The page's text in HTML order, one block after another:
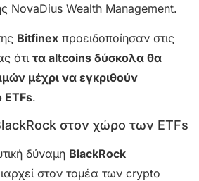
NovaDius Wealth Management.
Bitfinex προειδοποίησαν στις
ότι τα altcoins δύσκολα θα
μέχρι να εγκριθούν
ETFs.
στον χώρο των ETFs
δύναμη BlackRock
στον τομέα των crypto